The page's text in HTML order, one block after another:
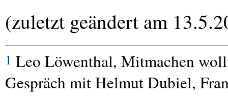
(zuletzt geändert am
1 Leo Löwenthal, Mitmachen
Gespräch mit Helmut Dubiel,